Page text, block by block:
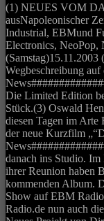
(1) NEUES VOM
ausNapoleonischer
Industrial, EBMund
Electronics, NeoPop,
Wegbeschreibung
Die Limited Edition
Stück.(3) Oswald
diesen Tagen im
der neue Kurzfilm
danach ins Studio.
ihrer Reunion haben
kommenden Album.
Show auf EBM
Radio.de nun auch